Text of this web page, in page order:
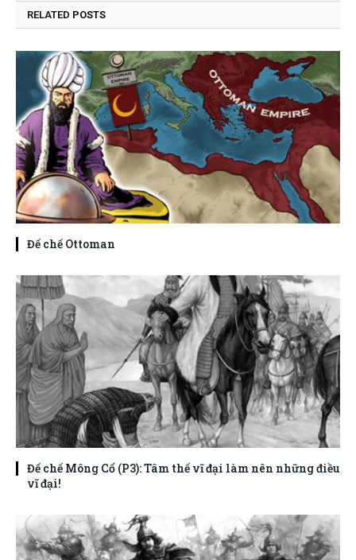
RELATED POSTS
Đế chế Ottoman
Đế chế Mông Cổ (P3): Tâm thế vĩ đại làm nên những điều
vĩ đại!